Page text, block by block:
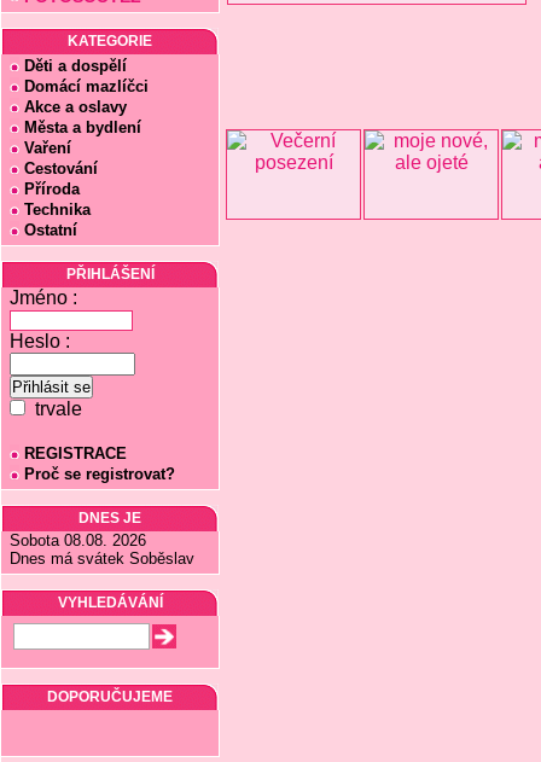
KATEGORIE
Děti a dospělí
Domácí mazlíčci
Akce a oslavy
Města a bydlení
Vaření
Cestování
Příroda
Technika
Ostatní
PŘIHLÁŠENÍ
Jméno :
Heslo :
trvale
REGISTRACE
Proč se registrovat?
DNES JE
Sobota 08.08. 2026
Dnes má svátek Soběslav
VYHLEDÁVÁNÍ
DOPORUČUJEME